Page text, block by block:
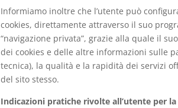
Informiamo inoltre che l’utente può
cookies, direttamente attraverso il suo
“navigazione privata”, grazie alla quale il
dei cookies e delle altre informazioni sulle
tecnica), la qualità e la rapidità dei servizi
del sito stesso.
Indicazioni pratiche rivolte all’utente per